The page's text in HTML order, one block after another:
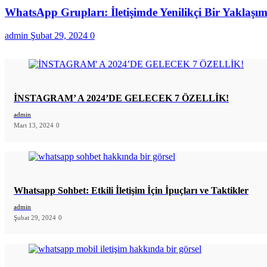
WhatsApp Grupları: İletişimde Yenilikçi Bir Yaklaşım
admin Şubat 29, 2024 0
İNSTAGRAM’ A 2024’DE GELECEK 7 ÖZELLİK!
admin
Mart 13, 2024 0
Whatsapp Sohbet: Etkili İletişim İçin İpuçları ve Taktikler
admin
Şubat 29, 2024 0